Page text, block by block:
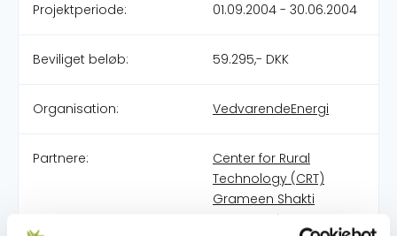
Projektperiode: 01.09.2004 - 30.06.2004
Beviliget beløb: 59.295,- DKK
Organisation: VedvarendeEnergi
Partnere:
Center for Rural
Technology (CRT)
Grameen Shakti
Integrated